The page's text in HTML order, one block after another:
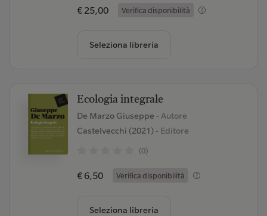
€ 25,00 Verifica disponibilità
Seleziona libreria
Ecologia integrale
De Marzo Giuseppe - Autore
Castelvecchi (2021)- Editore
(0)
€ 6,50 Verifica disponibilità
Seleziona libreria